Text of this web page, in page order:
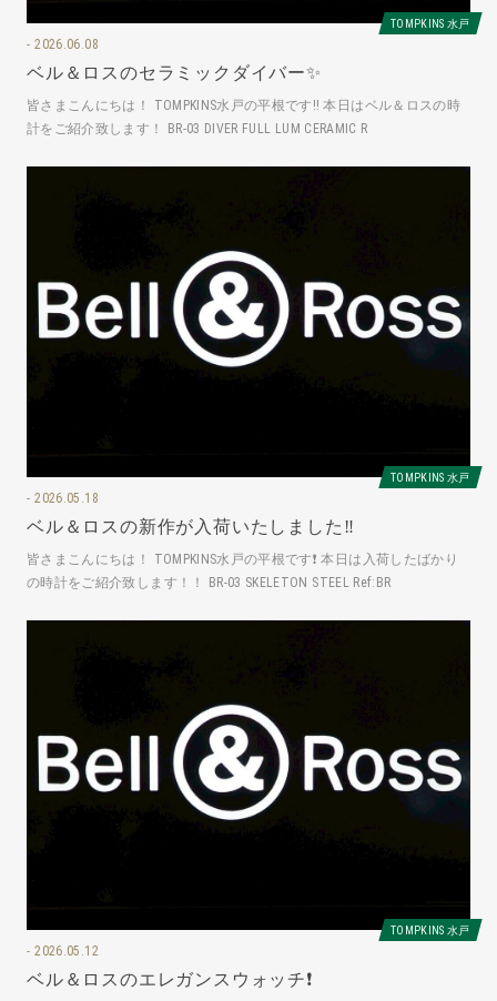
TOMPKINS 水戸
2026.06.08
ベル＆ロスのセラミックダイバー✨
皆さまこんにちは！ TOMPKINS水戸の平根です‼️ 本日はベル＆ロスの時
計をご紹介致します！ BR-03 DIVER FULL LUM CERAMIC R
TOMPKINS 水戸
2026.05.18
ベル＆ロスの新作が入荷いたしました‼️
皆さまこんにちは！ TOMPKINS水戸の平根です❗️ 本日は入荷したばかり
の時計をご紹介致します！！ BR-03 SKELETON STEEL Ref:BR
TOMPKINS 水戸
2026.05.12
ベル＆ロスのエレガンスウォッチ❗️